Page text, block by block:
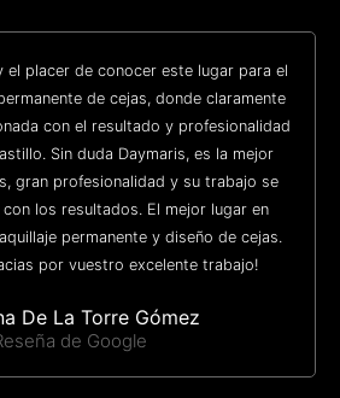
el placer de conocer este lugar para el
de cejas, donde claramente
con el resultado y profesionalidad
Sin duda Daymaris, es la mejor
gran profesionalidad y su trabajo se
con los resultados. El mejor lugar en
permanente y diseño de cejas.
por vuestro excelente trabajo!
De La Torre Gómez
de Google